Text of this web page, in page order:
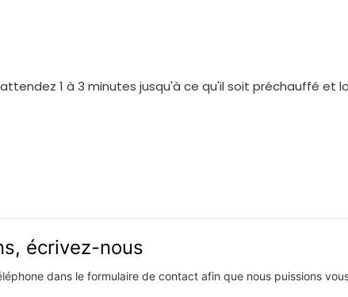
attendez 1 à 3 minutes jusqu'à ce qu'il soit préchauffé
écrivez-nous
dans le formulaire de contact afin que nous puissions